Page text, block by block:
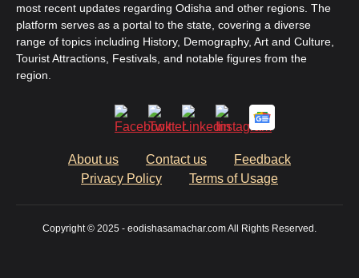
most recent updates regarding Odisha and other regions. The
platform serves as a portal to the state, covering a diverse
range of topics including History, Demography, Art and Culture,
Tourist Attractions, Festivals, and notable figures from the
region.
About us Contact us
Feedback
Privacy Policy
Terms of Usage
Copyright © 2025 - eodishasamachar.com All Rights Reserved.